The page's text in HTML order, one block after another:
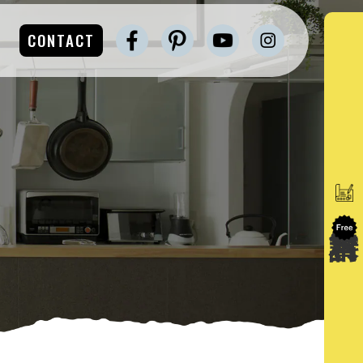
CONTACT